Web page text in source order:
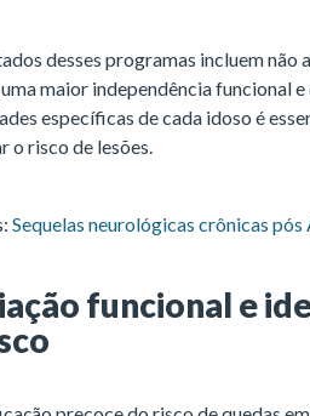
desses programas incluem não
maior independência funcional
específicas de cada idoso é
o risco de lesões.
Sequelas neurológicas crônicas
funcional e